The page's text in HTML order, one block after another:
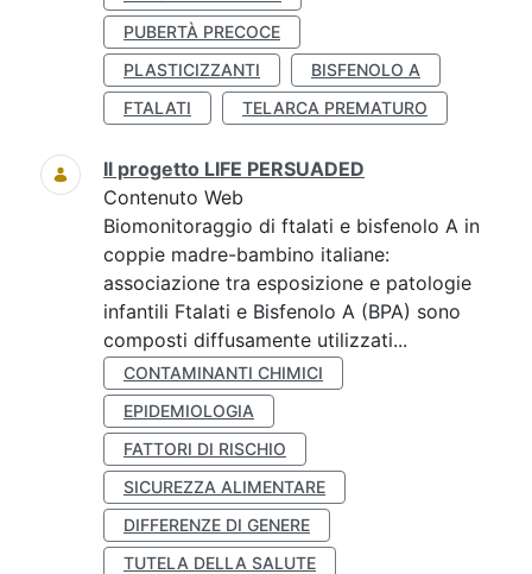
PUBERTÀ PRECOCE
PLASTICIZZANTI
BISFENOLO A
FTALATI
TELARCA PREMATURO
Il progetto LIFE PERSUADED
Contenuto Web
Biomonitoraggio di ftalati e bisfenolo A in
coppie madre-bambino italiane:
associazione tra esposizione e patologie
infantili Ftalati e Bisfenolo A (BPA) sono
composti diffusamente utilizzati...
CONTAMINANTI CHIMICI
EPIDEMIOLOGIA
FATTORI DI RISCHIO
SICUREZZA ALIMENTARE
DIFFERENZE DI GENERE
TUTELA DELLA SALUTE